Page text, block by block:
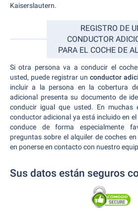
Kaiserslautern.
REGISTRO DE
CONDUCTOR
PARA EL COCHE DE
Si otra persona va a conducir el
usted, puede registrar un conductor
incluir a la persona en la cobertura
adicional presenta su documento de
conducir igual que usted. En muchas
conductor adicional ya está incluido en el
conduce de forma especialmente
preguntas sobre el alquiler de coches
en ponerse en contacto con nuestro
Sus datos están seguros